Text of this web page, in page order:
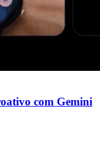
com Gemini